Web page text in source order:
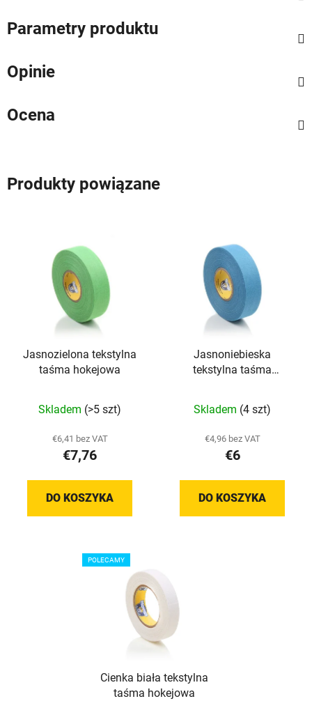
Parametry produktu
Opinie
Ocena
Produkty powiązane
Jasnozielona tekstylna
taśma hokejowa
ocena
produktu
wynosi
na
Skladem (>5 szt)
€6,41 bez VAT
€7,76
DO KOSZYKA
Jasnoniebieska
tekstylna taśma
Skladem (4 szt)
€4,96 bez VAT
€6
DO KOSZYKA
POLECAMY
Cienka biała tekstylna
taśma hokejowa